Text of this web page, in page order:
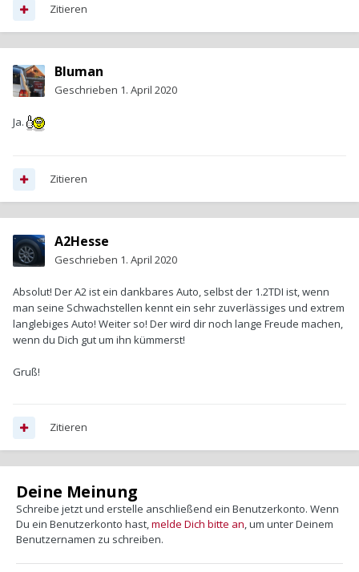
Zitieren
Bluman
Geschrieben 1. April 2020
Ja.
Zitieren
A2Hesse
Geschrieben 1. April 2020
Absolut! Der A2 ist ein dankbares Auto, selbst der 1.2TDI ist, wenn
man seine Schwachstellen kennt ein sehr zuverlässiges und extrem
langlebiges Auto! Weiter so! Der wird dir noch lange Freude machen,
wenn du Dich gut um ihn kümmerst!
Gruß!
Zitieren
Deine Meinung
Schreibe jetzt und erstelle anschließend ein Benutzerkonto. Wenn
Du ein Benutzerkonto hast,melde Dich bitte an, um unter Deinem
Benutzernamen zu schreiben.